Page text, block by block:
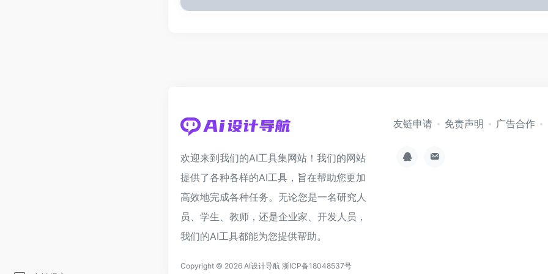
欢迎来到我们的AI工具集网站！我们的网站
提供了各种各样的AI工具，旨在帮助您更加
高效地完成各种任务。无论您是一名研究人
员、学生、教师，还是企业家、开发人员，
我们的AI工具都能为您提供帮助。
友链申请 免责声明 广告合作
Copyright © 2026 AI设计导航 浙ICP备18048537号